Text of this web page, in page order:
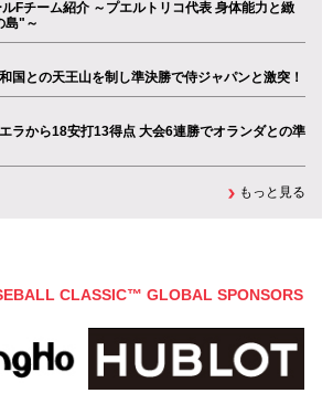
Fチーム紹介 ～プエルトリコ代表 身体能力と緻
島"～
国との天王山を制し準決勝で侍ジャパンと激突！
ラから18安打13得点 大会6連勝でオランダとの準
もっと見る
CLASSIC™ GLOBAL SPONSORS